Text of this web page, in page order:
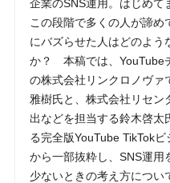
企業のSNS運用。はじめて
この段階で多くの人が諦め
にバズらせた人はどのよう
か？ 本稿では、YouTube
の株式会社リンクロノヴァ
雅樹氏と、株式会社リセン
出などを担当する鈴木啓太
る完全版YouTube TikTokビ
から一部抜粋し、SNS運用
少ないときの考え方につい